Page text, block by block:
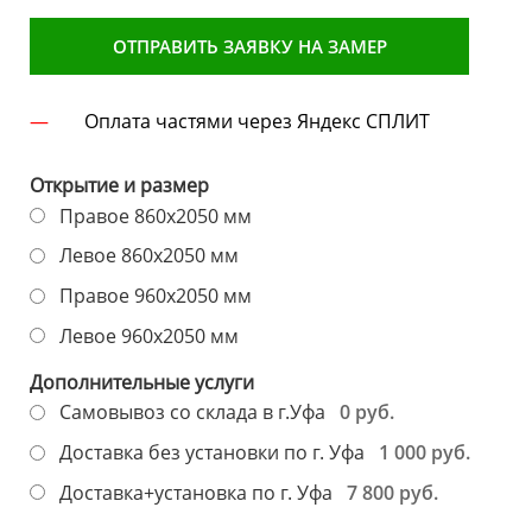
ОТПРАВИТЬ ЗАЯВКУ НА ЗАМЕР
Оплата частями через Яндекс СПЛИТ
Открытие и размер
Правое 860х2050 мм
Левое 860х2050 мм
Правое 960х2050 мм
Левое 960х2050 мм
Дополнительные услуги
Самовывоз со склада в г.Уфа 0 руб.
Доставка без установки по г. Уфа
1 000 руб.
Доставка+установка по г. Уфа 7 800 руб.